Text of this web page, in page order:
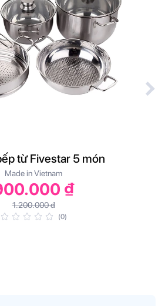
từ Fivestar 5 món
Made in Vietnam
₫
1.200.000 đ
(0)